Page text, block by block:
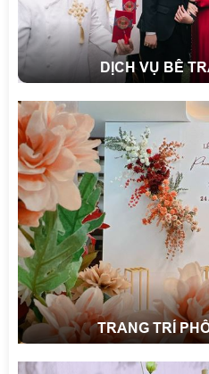
DỊCH VỤ BÊ
TRANG TRÍ